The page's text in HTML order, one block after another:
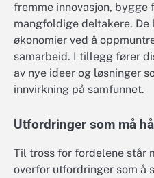
fremme innovasjon,
mangfoldige deltakere.
økonomier ved å
samarbeid. I tillegg fører
av nye ideer og løsninger
innvirkning på samfunnet.
Utfordringer som må
Til tross for fordelene står
overfor utfordringer som å